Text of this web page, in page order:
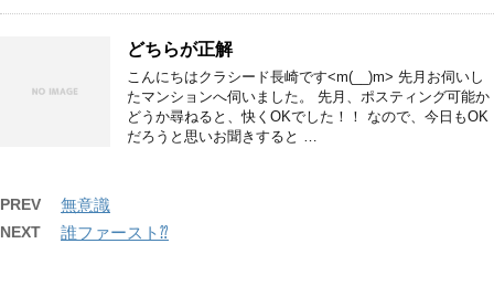
どちらが正解
こんにちはクラシード長崎です<m(__)m> 先月お伺いし
たマンションへ伺いました。 先月、ポスティング可能か
どうか尋ねると、快くOKでした！！ なので、今日もOK
だろうと思いお聞きすると …
PREV 無意識
NEXT 誰ファースト⁇